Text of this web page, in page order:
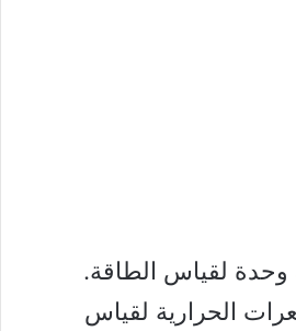
وحدة لقياس الطاقة.
الحرارية لقياس